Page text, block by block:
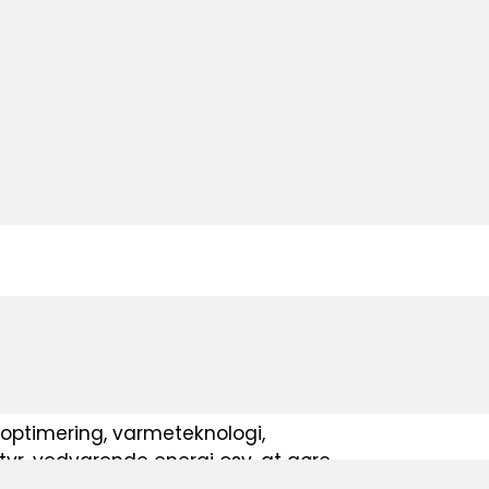
til tirsdag.
nu udviklet sig til en af de vigtigste
600 virksomheder fra hele Tyskland
varmeteknologi,
vedvarende energi osv. at gøre.